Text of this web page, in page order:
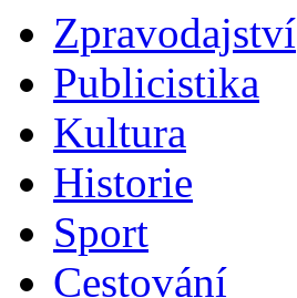
Zpravodajství
Publicistika
Kultura
Historie
Sport
Cestování